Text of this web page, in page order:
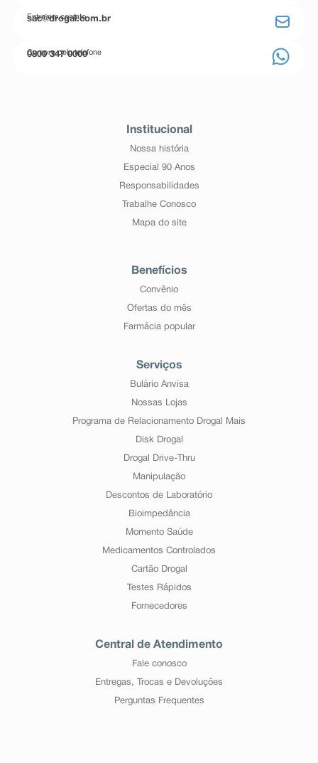
Entre em contato
sac@drogal.com.br
Compre pelo telefone
0800 347 0000
Institucional
Nossa história
Especial 90 Anos
Responsabilidades
Trabalhe Conosco
Mapa do site
Benefícios
Convênio
Ofertas do mês
Farmácia popular
Serviços
Bulário Anvisa
Nossas Lojas
Programa de Relacionamento Drogal Mais
Disk Drogal
Drogal Drive-Thru
Manipulação
Descontos de Laboratório
Bioimpedância
Momento Saúde
Medicamentos Controlados
Cartão Drogal
Testes Rápidos
Fornecedores
Central de Atendimento
Fale conosco
Entregas, Trocas e Devoluções
Perguntas Frequentes